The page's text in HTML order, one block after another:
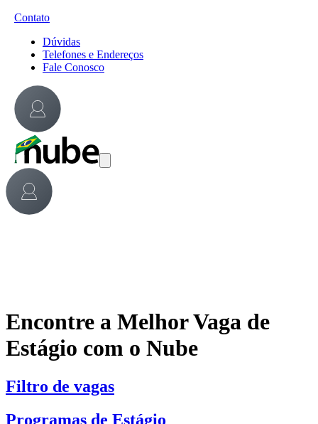
Contato
Dúvidas
Telefones e Endereços
Fale Conosco
Encontre a Melhor Vaga de
Estágio com o Nube
Filtro de vagas
Programas de Estágio